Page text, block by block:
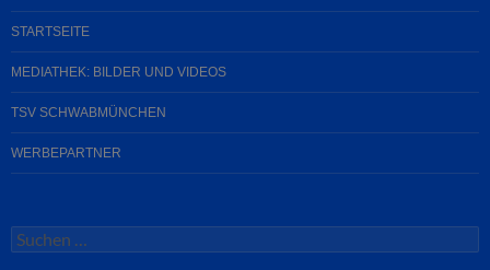
STARTSEITE
MEDIATHEK: BILDER UND VIDEOS
TSV SCHWABMÜNCHEN
WERBEPARTNER
Suchen
nach: